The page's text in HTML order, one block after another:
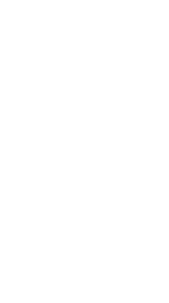
auf Informationen auf einem Endgerät